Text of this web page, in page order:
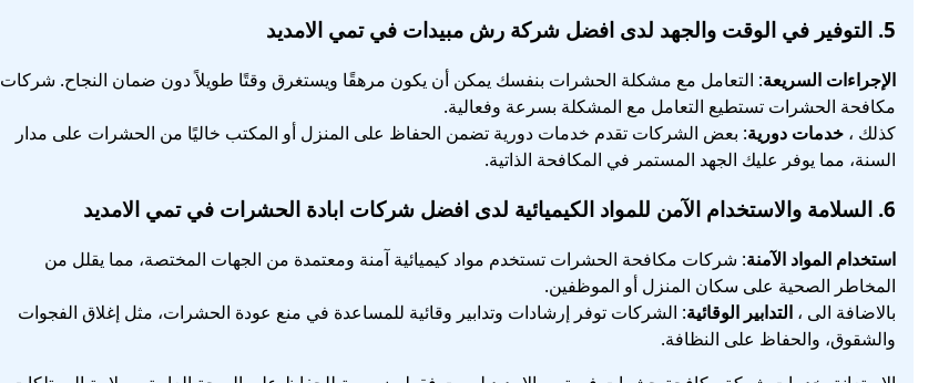
5. التوفير في الوقت والجهد لدى افضل شركة رش مبيدات في تمي الامديد
الإجراءات السريعة: التعامل مع مشكلة الحشرات بنفسك يمكن أن يكون مرهقًا ويستغرق وقتًا طويلاً دون ضمان النجاح. شركات
مكافحة الحشرات تستطيع التعامل مع المشكلة بسرعة وفعالية.
كذلك ، خدمات دورية: بعض الشركات تقدم خدمات دورية تضمن الحفاظ على المنزل أو المكتب خاليًا من الحشرات على مدار
السنة، مما يوفر عليك الجهد المستمر في المكافحة الذاتية.
6. السلامة والاستخدام الآمن للمواد الكيميائية لدى افضل شركات ابادة الحشرات في تمي الامديد
استخدام المواد الآمنة: شركات مكافحة الحشرات تستخدم مواد كيميائية آمنة ومعتمدة من الجهات المختصة، مما يقلل من
المخاطر الصحية على سكان المنزل أو الموظفين.
بالاضافة الى ، التدابير الوقائية: الشركات توفر إرشادات وتدابير وقائية للمساعدة في منع عودة الحشرات، مثل إغلاق الفجوات
والشقوق، والحفاظ على النظافة.